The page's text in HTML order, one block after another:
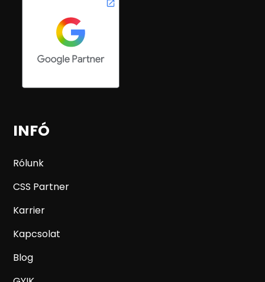
INFÓ
Rólunk
CSS Partner
Karrier
Kapcsolat
Blog